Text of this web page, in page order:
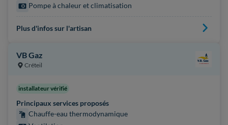
Pompe à chaleur et climatisation
Plus d'infos sur l'artisan
VB Gaz
Créteil
installateur vérifié
Principaux services proposés
Chauffe-eau thermodynamique